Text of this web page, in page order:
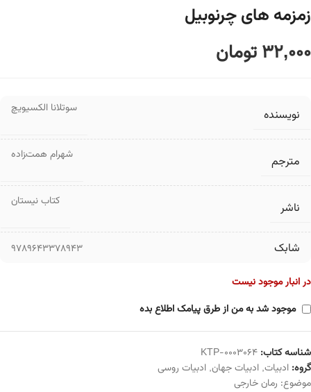
زمزمه های چرنوبیل
32,000تومان
نویسنده سوتلانا الکسیویچ
مترجم شهرام همت‌‍زاده
ناشر کتاب نیستان
شابک 9789643378943
در انبار موجود نیست
موجود شد به من از طرق پیامک اطلاع بده
شناسه کتاب: KTP-0003064
گروه: ادبیات, ادبیات جهان, ادبیات روسی
موضوع: رمان خارجی